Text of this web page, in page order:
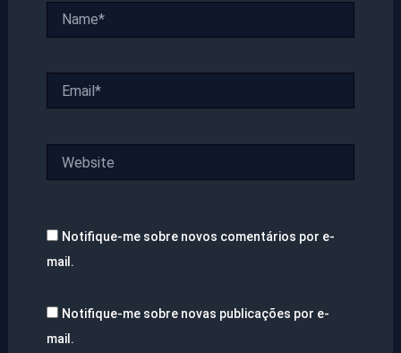
Notifique-me sobre novos comentários por e-
mail.
Notifique-me sobre novas publicações por e-
mail.